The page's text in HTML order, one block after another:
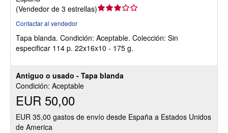
Antiguo o usado - Tapa blanda
Condición: Aceptable
EUR 50,00
EUR 35,00 gastos de envío desde España a Estados Unidos
de America
(Vendedor de 3 estrellas)Calificación
3
de
Contactar al vendedor
Tapa blanda. Condición: Aceptable. Colección: Sin
especificar 114 p. 22x16x10 - 175 g.